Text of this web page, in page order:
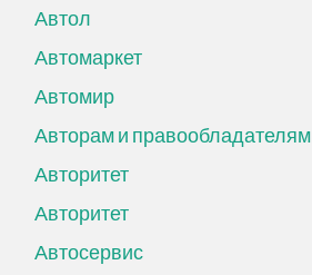
Автол
Автомаркет
Автомир
Авторам и правообладателям
Авторитет
Авторитет
Автосервис